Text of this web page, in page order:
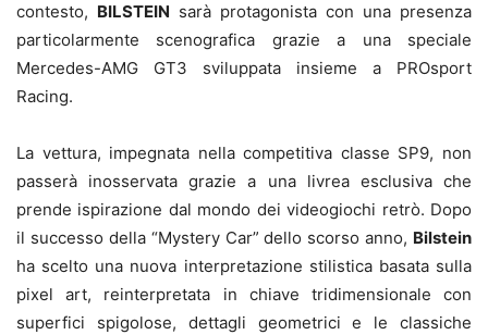
contesto, BILSTEIN sarà protagonista con una presenza
particolarmente scenografica grazie a una speciale
Mercedes-AMG GT3 sviluppata insieme a PROsport
Racing.
La vettura, impegnata nella competitiva classe SP9, non
passerà inosservata grazie a una livrea esclusiva che
prende ispirazione dal mondo dei videogiochi retrò. Dopo
il successo della “Mystery Car” dello scorso anno, Bilstein
ha scelto una nuova interpretazione stilistica basata sulla
pixel art, reinterpretata in chiave tridimensionale con
superfici spigolose, dettagli geometrici e le classiche